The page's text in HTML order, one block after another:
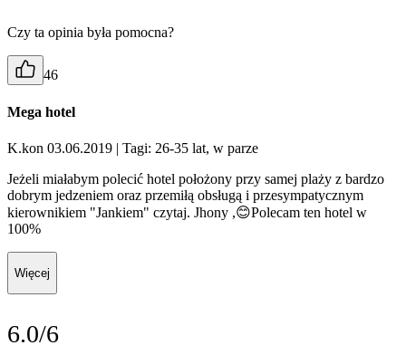
Czy ta opinia była pomocna?
46
Mega hotel
K.kon 03.06.2019 | Tagi: 26-35 lat, w parze
Jeżeli miałabym polecić hotel położony przy samej plaży z bardzo
dobrym jedzeniem oraz przemiłą obsługą i przesympatycznym
kierownikiem "Jankiem" czytaj. Jhony ,😊Polecam ten hotel w
100%
Więcej
6.0/6